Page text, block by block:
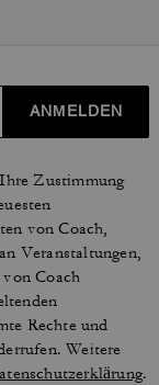
ANMELDEN
Zustimmung
von Coach,
Veranstaltungen,
Coach
Rechte und
Weitere
.